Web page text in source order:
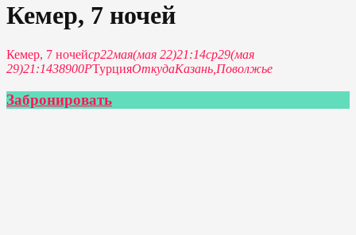
Кемер, 7 ночей
Кемер, 7 ночейср22мая(мая 22)21:14ср29(мая
29)21:1438900РТурцияОткудаКазань, Поволжье
Забронировать